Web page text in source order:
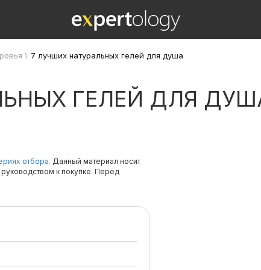
\ 7 лучших натуральных гелей для душа
ГЕЛЕЙ ДЛЯ
отбора. Данный материал носит
к покупке. Перед